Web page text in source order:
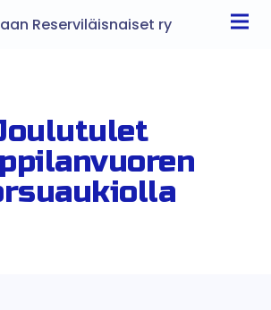
Reserviläisnaiset ry